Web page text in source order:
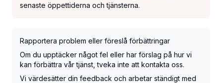
senaste öppettiderna och tjänsterna.
Rapportera problem eller föreslå förbättringar
Om du upptäcker något fel eller har förslag på hur vi
kan förbättra vår tjänst, tveka inte att kontakta oss.
Vi värdesätter din feedback och arbetar ständigt med